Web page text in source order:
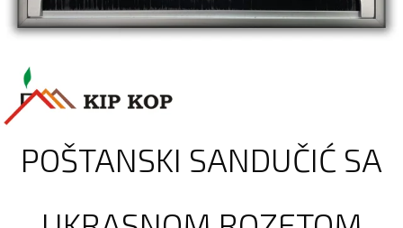
POŠTANSKI SANDUČIĆ SA